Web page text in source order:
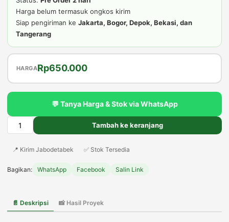
Harga belum termasuk ongkos kirim
Siap pengiriman ke Jakarta, Bogor, Depok, Bekasi, dan
Tangerang
HARGAHarga
aslinya
Rp750.000.
Rp650.000Harga
saat
adalah:
Rp650.000.
💬 Tanya Harga & Stok via WhatsApp
Kuantitas
Pohon
Artificial
Meter
Tambah ke keranjang
📍 Kirim Jabodetabek ✅ Stok Tersedia
Bagikan: WhatsApp Facebook Salin Link
📄 Deskripsi 📸 Hasil Proyek